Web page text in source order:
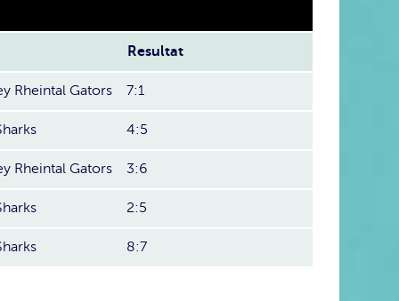
Resultat
Rheintal Gators 7:1
4:5
Rheintal Gators 3:6
2:5
8:7